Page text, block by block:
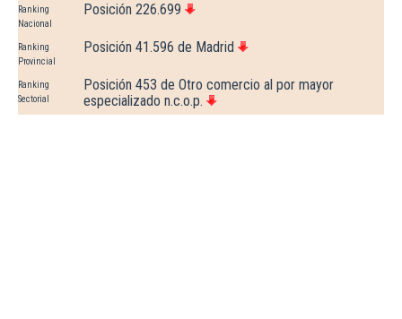
Ranking
Nacional
Posición 226.699
Ranking
Provincial
Posición 41.596 de Madrid
Ranking
Sectorial
Posición 453 de Otro comercio al por mayor
especializado n.c.o.p.